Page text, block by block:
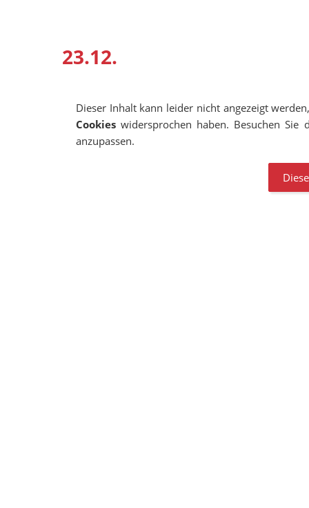
23.12.
Dieser Inhalt kann leider nicht angezeigt
Cookies widersprochen haben. Besuchen Sie
anzupassen.